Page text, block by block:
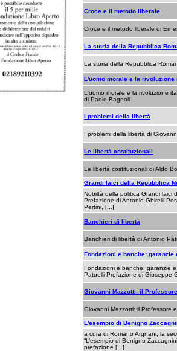
Croce e il metodo liberale
Croce e il metodo liberale di
La storia della Repubblica
La storia della Repubblica
L'uomo morale e la rivoluzione
L'uomo morale e la rivoluzione
di Paolo Bagnoli
I problemi della libertà
I problemi della libertà di
Le libertà costituzionali
Le libertà costituzionali di Aldo
Grandi laici della Repubblica
Nobiltà della politica Grandi laici
Prefazione di Antonio Ghirelli
Pertini, [...]
Banchieri di libertà
Banchieri di libertà di Antonio
Fondazioni e banche: garanzie
Fondazioni e banche: garanzie
Patuelli Prefazione di Giuseppe
Giovanni Mazzotti: il
Giovanni Mazzotti: il Professore
L'esempio di Benigno
a cura di Romano Argnani, la
“L’esempio di Benigno
prefazione [...]